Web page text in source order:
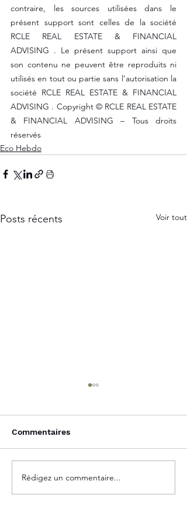
contraire, les sources utilisées dans le
présent support sont celles de la société
RCLE REAL ESTATE & FINANCIAL
ADVISING . Le présent support ainsi que
son contenu ne peuvent être reproduits ni
utilisés en tout ou partie sans l’autorisation la
société RCLE REAL ESTATE & FINANCIAL
ADVISING . Copyright © RCLE REAL ESTATE
& FINANCIAL ADVISING – Tous droits
réservés
Eco Hebdo
Posts récents Voir tout
Marchés mondiaux :
prudence monétaire et
Commentaires
Rédigez un commentaire...